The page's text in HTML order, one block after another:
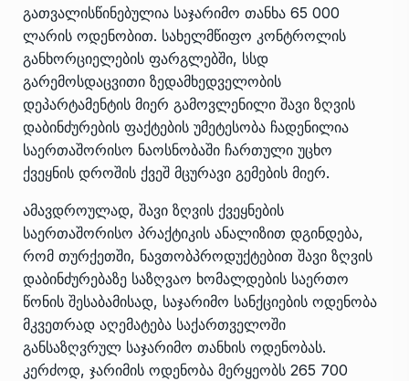
გათვალისწინებულია საჯარიმო თანხა 65 000
ლარის ოდენობით. სახელმწიფო კონტროლის
განხორციელების ფარგლებში, სსდ
გარემოსდაცვითი ზედამხედველობის
დეპარტამენტის მიერ გამოვლენილი შავი ზღვის
დაბინძურების ფაქტების უმეტესობა ჩადენილია
საერთაშორისო ნაოსნობაში ჩართული უცხო
ქვეყნის დროშის ქვეშ მცურავი გემების მიერ.
ამავდროულად, შავი ზღვის ქვეყნების
საერთაშორისო პრაქტიკის ანალიზით დგინდება,
რომ თურქეთში, ნავთობპროდუქტებით შავი ზღვის
დაბინძურებაზე საზღვაო ხომალდების საერთო
წონის შესაბამისად, საჯარიმო სანქციების ოდენობა
მკვეთრად აღემატება საქართველოში
განსაზღვრულ საჯარიმო თანხის ოდენობას.
კერძოდ, ჯარიმის ოდენობა მერყეობს 265 700